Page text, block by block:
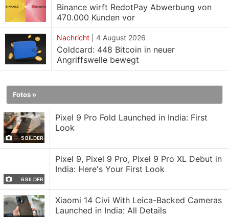
Kryptomarkt wider. Bitcoin liegt derzeit in Indien bei
rund 58,77 Lakh Rupien, während Ethereum laut
dem heutigen Gadgets-360-Preistracker bei etwa
1,64 Lakh Rupien gehandelt wird.
Marktteilnehmern zufolge notierte Bitcoin weiterhin
oberhalb der Marke von 61.500 US-Dollar
schwächere US-Arbeitsmarktdaten die Erwartung
verstärkten, dass die Federal Reserve weitere
Zinserhöhungen aufschieben könnte. Analysten
wiesen darauf hin, dass vorläufige Zuflüsse in Spot-
Bitcoin-ETFs sowie die Hoffnung auf eine
Kapitalrotation in den Kryptomarkt infolge der
Schwäche am Nasdaq die Stimmung stützten.
Steigende Zuflüsse an Kryptobörsen deuten jedoch
Binance wirft RedotPay Abwerbung von
470.000 Kunden vor
Nachricht 4 August 2026
Coldcard: 448 Bitcoin in neuer
Angriffswelle bewegt
Fotos »
5 BILDER
Pixel 9 Pro Fold Launched in India: First
Look
6 BILDER
Pixel 9, Pixel 9 Pro, Pixel 9 Pro XL Debut in
India: Here's Your First Look
Xiaomi 14 Civi With Leica-Backed Cameras
Launched in India: All Details